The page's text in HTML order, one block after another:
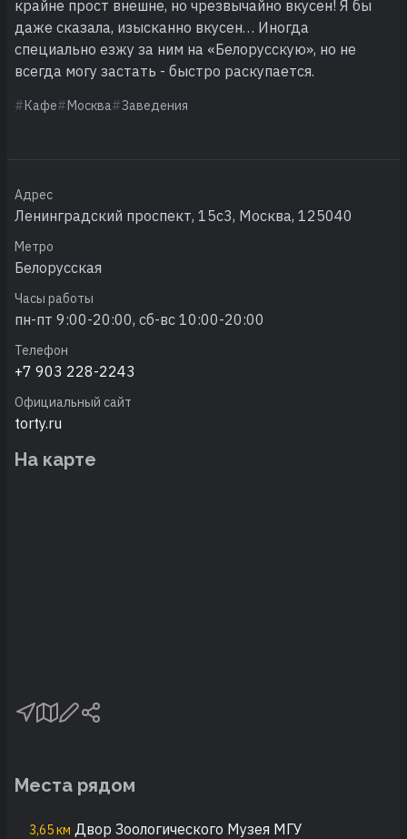
крайне прост внешне, но чрезвычайно вкусен! Я бы
даже сказала, изысканно вкусен… Иногда
специально езжу за ним на «Белорусскую», но не
всегда могу застать - быстро раскупается.
Кафе Москва Заведения
Адрес
Ленинградский проспект, 15с3, Москва, 125040
Метро
Белорусская
Часы работы
пн-пт 9:00-20:00, сб-вс 10:00-20:00
Телефон
+7 903 228-2243
Официальный сайт
torty.ru
На карте
Места рядом
3,65 км Двор Зоологического Музея МГУ